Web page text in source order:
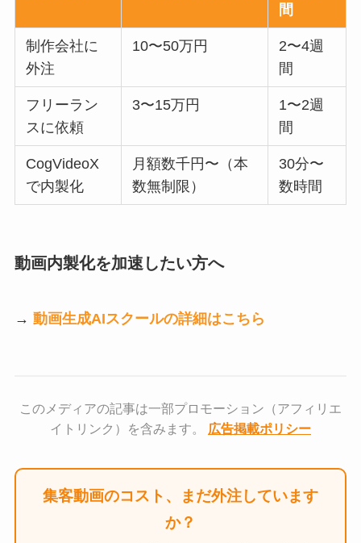
間
制作会社に
外注
10〜50万円
2〜4週
間
フリーラン
スに依頼
3〜15万円
1〜2週
間
CogVideoX
で内製化
月額数千円〜（本
数無制限）
30分〜
数時間
動画内製化を加速したい方へ
→ 動画生成AIスクールの詳細はこちら
このメディアの記事は一部プロモーション（アフィリエ
イトリンク）を含みます。 広告掲載ポリシー
集客動画のコスト、まだ外注しています
か？